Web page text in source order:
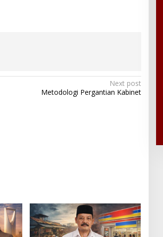
Next post
Metodologi Pergantian Kabinet